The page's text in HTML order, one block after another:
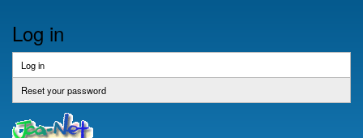
Log in
Primary
tabs
Log in
tab)
Reset your password